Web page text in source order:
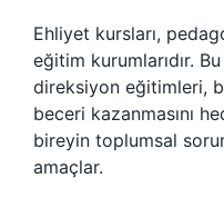
Ehliyet kursları,
eğitim kurumlarıdır.
direksiyon eğitimleri,
beceri kazanmasını
bireyin toplumsal
amaçlar.